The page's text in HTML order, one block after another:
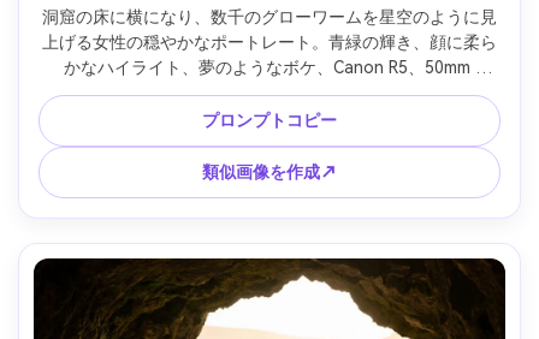
洞窟の床に横になり、数千のグローワームを星空のように見
上げる女性の穏やかなポートレート。青緑の輝き、顔に柔ら
かなハイライト、夢のようなボケ、Canon R5、50mm
f/1.2、浅い被写界深度、写真リアルな肌、魔法のように穏や
かなムード、映画色調 --ar 4:5
プロンプトコピー
類似画像を作成↗